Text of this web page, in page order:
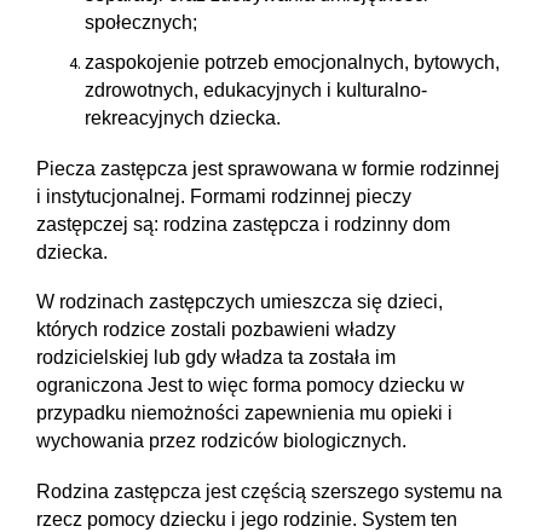
społecznych;
zaspokojenie potrzeb emocjonalnych, bytowych,
zdrowotnych, edukacyjnych i kulturalno-
rekreacyjnych dziecka.
Piecza zastępcza jest sprawowana w formie rodzinnej
i instytucjonalnej. Formami rodzinnej pieczy
zastępczej są: rodzina zastępcza i rodzinny dom
dziecka.
W rodzinach zastępczych umieszcza się dzieci,
których rodzice zostali pozbawieni władzy
rodzicielskiej lub gdy władza ta została im
ograniczona Jest to więc forma pomocy dziecku w
przypadku niemożności zapewnienia mu opieki i
wychowania przez rodziców biologicznych.
Rodzina zastępcza jest częścią szerszego systemu na
rzecz pomocy dziecku i jego rodzinie. System ten